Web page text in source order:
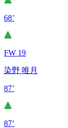
68’
FW 19
染野 唯月
87’
87’